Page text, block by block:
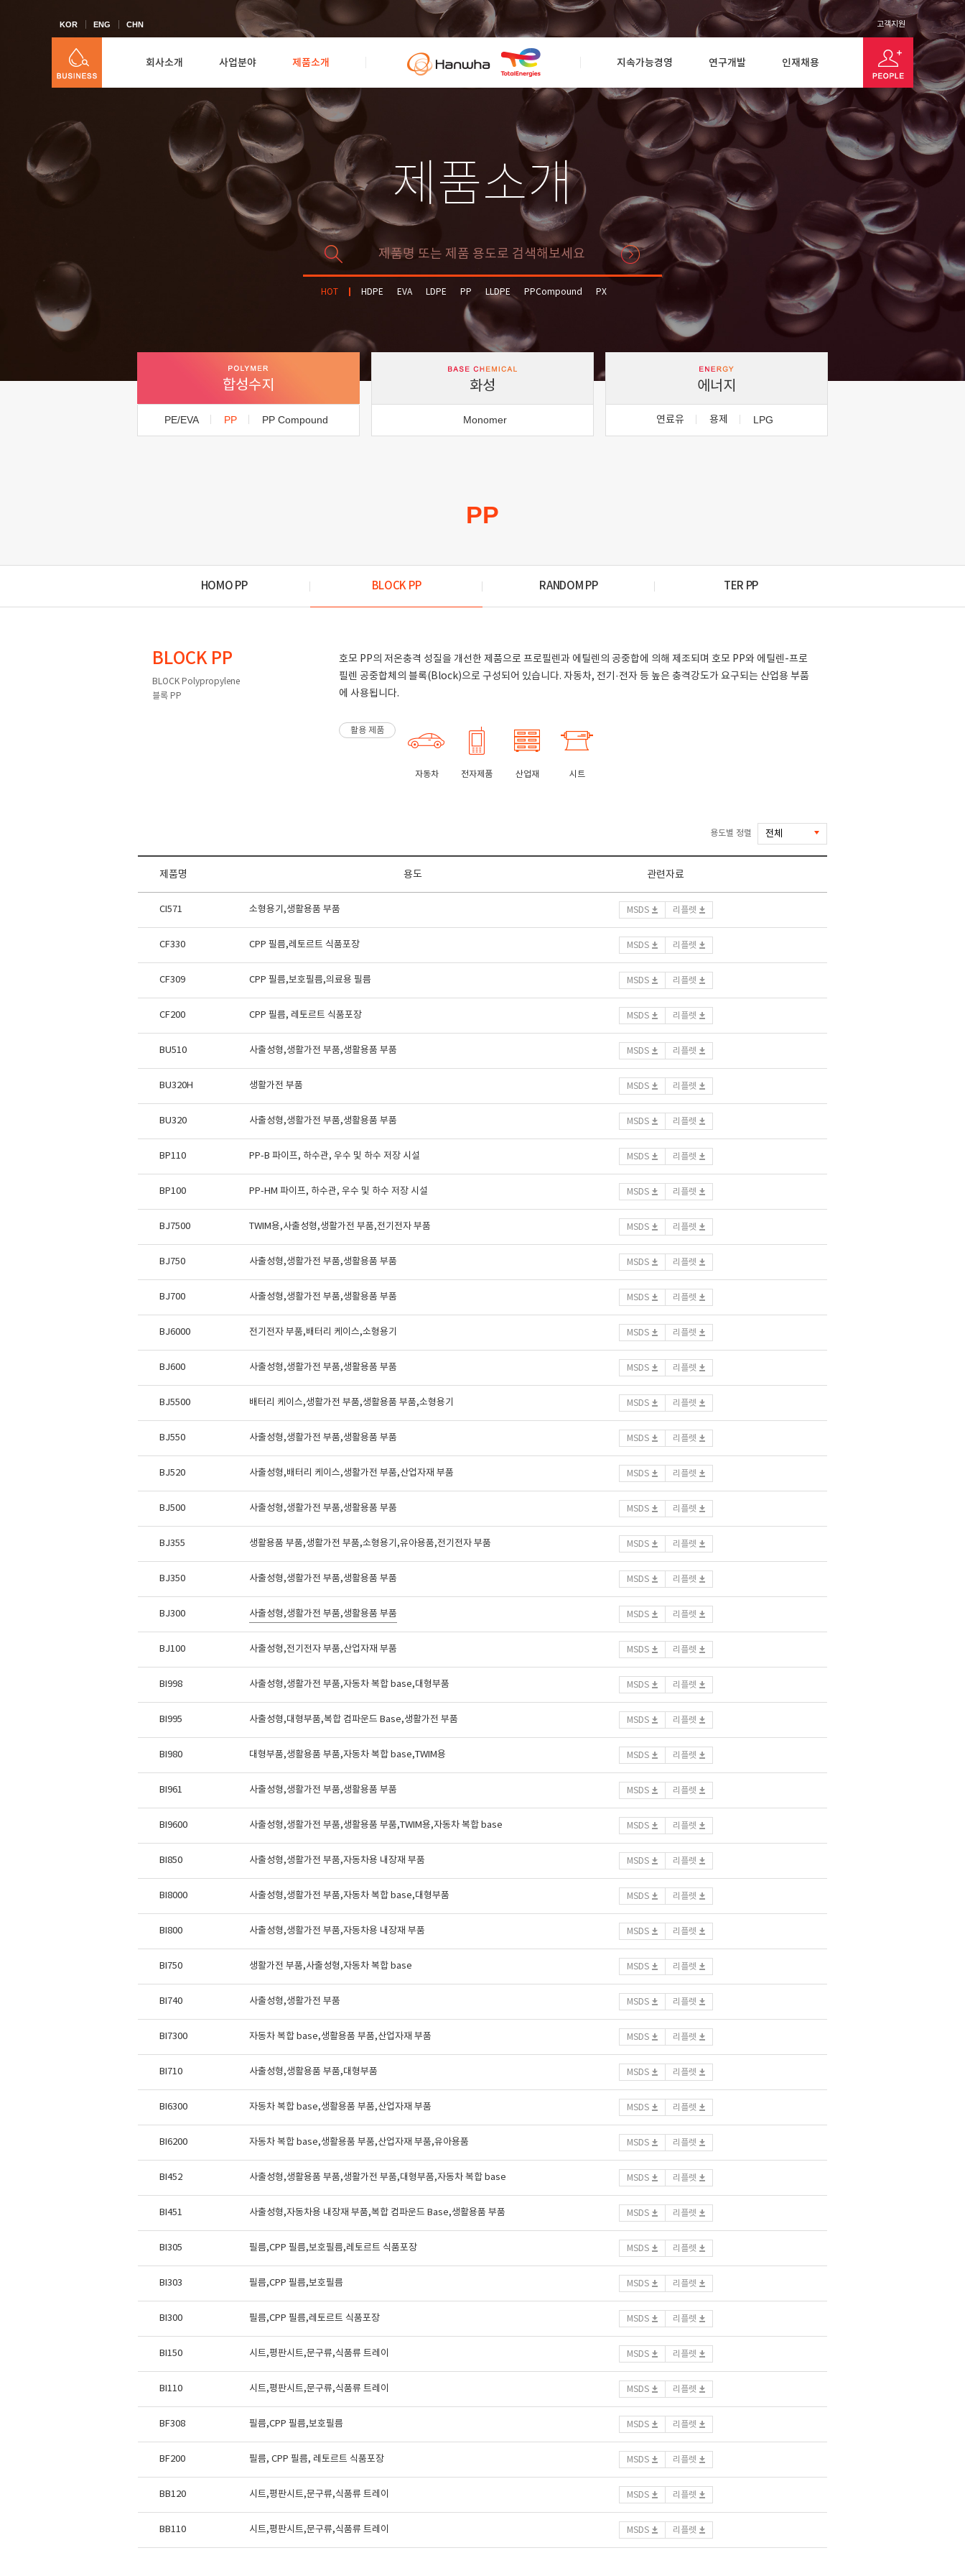
KOR ENG CHN 고객지원
회사소개 사업분야 제품소개 지속가능경영 연구개발 인재채용
제품소개
HOT HDPE EVA LDPE PP LLDPE PPCompound
PX
합성수지
PE/EVA PP PP Compound
화성
Monomer
에너지
연료유 용제 LPG
PP
HOMO PP BLOCK PP RANDOM PP TER PP
BLOCK PP
BLOCK Polypropylene
블록 PP
호모 PP의 저온충격 성질을 개선한 제품으로 프로필렌과 에틸렌의 공중합에 의해 제조되며 호모 PP와 에틸렌-프로
필렌 공중합체의 블록(Block)으로 구성되어 있습니다. 자동차, 전기·전자 등 높은 충격강도가 요구되는 산업용 부품
에 사용됩니다.
활용 제품
자동차 전자제품 산업재 시트
용도별 정렬
제품명 용도 관련자료
CI571 소형용기,생활용품 부품 MSDS 리플렛
CF330 CPP 필름,레토르트 식품포장 MSDS 리플렛
CF309 CPP 필름,보호필름,의료용 필름 MSDS 리플렛
CF200 CPP 필름, 레토르트 식품포장 MSDS 리플렛
BU510 사출성형,생활가전 부품,생활용품 부품 MSDS 리플렛
BU320H 생활가전 부품 MSDS 리플렛
BU320 사출성형,생활가전 부품,생활용품 부품 MSDS 리플렛
BP110 PP-B 파이프, 하수관, 우수 및 하수 저장 시설 MSDS 리플렛
BP100 PP-HM 파이프, 하수관, 우수 및 하수 저장 시설 MSDS 리플렛
BJ7500 TWIM용,사출성형,생활가전 부품,전기전자 부품 MSDS 리플렛
BJ750 사출성형,생활가전 부품,생활용품 부품 MSDS 리플렛
BJ700 사출성형,생활가전 부품,생활용품 부품 MSDS 리플렛
BJ6000 전기전자 부품,배터리 케이스,소형용기 MSDS 리플렛
BJ600 사출성형,생활가전 부품,생활용품 부품 MSDS 리플렛
BJ5500 배터리 케이스,생활가전 부품,생활용품 부품,소형용기 MSDS 리플렛
BJ550 사출성형,생활가전 부품,생활용품 부품 MSDS 리플렛
BJ520 사출성형,배터리 케이스,생활가전 부품,산업자재 부품 MSDS 리플렛
BJ500 사출성형,생활가전 부품,생활용품 부품 MSDS 리플렛
BJ355 생활용품 부품,생활가전 부품,소형용기,유아용품,전기전자 부품 MSDS 리플렛
BJ350 사출성형,생활가전 부품,생활용품 부품 MSDS 리플렛
BJ300 사출성형,생활가전 부품,생활용품 부품 MSDS 리플렛
BJ100 사출성형,전기전자 부품,산업자재 부품 MSDS 리플렛
BI998 사출성형,생활가전 부품,자동차 복합 base,대형부품 MSDS 리플렛
BI995 사출성형,대형부품,복합 컴파운드 Base,생활가전 부품 MSDS 리플렛
BI980 대형부품,생활용품 부품,자동차 복합 base,TWIM용 MSDS 리플렛
BI961 사출성형,생활가전 부품,생활용품 부품 MSDS 리플렛
BI9600 사출성형,생활가전 부품,생활용품 부품,TWIM용,자동차 복합 base MSDS 리플렛
BI850 사출성형,생활가전 부품,자동차용 내장재 부품 MSDS 리플렛
BI8000 사출성형,생활가전 부품,자동차 복합 base,대형부품 MSDS 리플렛
BI800 사출성형,생활가전 부품,자동차용 내장재 부품 MSDS 리플렛
BI750 생활가전 부품,사출성형,자동차 복합 base MSDS 리플렛
BI740 사출성형,생활가전 부품 MSDS 리플렛
BI7300 자동차 복합 base,생활용품 부품,산업자재 부품 MSDS 리플렛
BI710 사출성형,생활용품 부품,대형부품 MSDS 리플렛
BI6300 자동차 복합 base,생활용품 부품,산업자재 부품 MSDS 리플렛
BI6200 자동차 복합 base,생활용품 부품,산업자재 부품,유아용품 MSDS 리플렛
BI452 사출성형,생활용품 부품,생활가전 부품,대형부품,자동차 복합 base MSDS 리플렛
BI451 사출성형,자동차용 내장재 부품,복합 컴파운드 Base,생활용품 부품 MSDS 리플렛
BI305 필름,CPP 필름,보호필름,레토르트 식품포장 MSDS 리플렛
BI303 필름,CPP 필름,보호필름 MSDS 리플렛
BI300 필름,CPP 필름,레토르트 식품포장 MSDS 리플렛
BI150 시트,평판시트,문구류,식품류 트레이 MSDS 리플렛
BI110 시트,평판시트,문구류,식품류 트레이 MSDS 리플렛
BF308 필름,CPP 필름,보호필름 MSDS 리플렛
BF200 필름, CPP 필름, 레토르트 식품포장 MSDS 리플렛
BB120 시트,평판시트,문구류,식품류 트레이 MSDS 리플렛
BB110 시트,평판시트,문구류,식품류 트레이 MSDS 리플렛